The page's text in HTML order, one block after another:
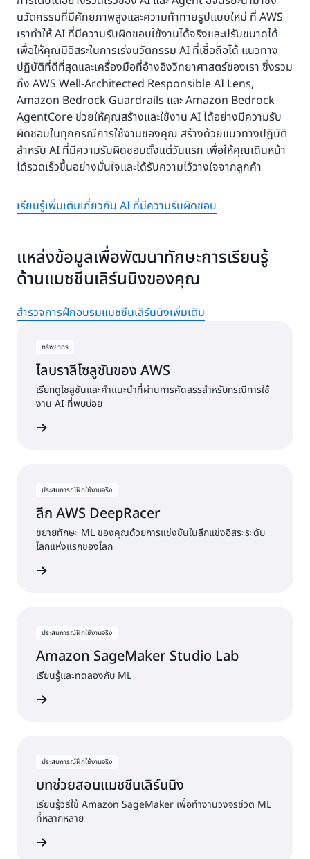
นวัตกรรมที่มีศักยภาพสูงและความท้าทายรูปแบบใหม่ ที่ AWS
เราทำให้ AI ที่มีความรับผิดชอบใช้งานได้จริงและปรับขนาดได้
เพื่อให้คุณมีอิสระในการเร่งนวัตกรรม AI ที่เชื่อถือได้ แนวทาง
ปฏิบัติที่ดีที่สุดและเครื่องมือที่อ้างอิงวิทยาศาสตร์ของเรา ซึ่งรวม
ถึง AWS Well-Architected Responsible AI Lens,
Amazon Bedrock Guardrails และ Amazon Bedrock
AgentCore ช่วยให้คุณสร้างและใช้งาน AI ได้อย่างมีความรับ
ผิดชอบในทุกกรณีการใช้งานของคุณ สร้างด้วยแนวทางปฏิบัติ
สำหรับ AI ที่มีความรับผิดชอบตั้งแต่วันแรก เพื่อให้คุณเดินหน้า
ได้รวดเร็วขึ้นอย่างมั่นใจและได้รับความไว้วางใจจากลูกค้า
เรียนรู้เพิ่มเติมเกี่ยวกับ AI ที่มีความรับผิดชอบ
แหล่งข้อมูลเพื่อพัฒนาทักษะการเรียนรู้
ด้านแมชชีนเลิร์นนิงของคุณ
สำรวจการฝึกอบรมแมชชีนเลิร์นนิงเพิ่มเติม
ทรัพยากร
ไลบราลีโซลูชันของ AWS
เรียกดูโซลูชันและคำแนะนำที่ผ่านการคัดสรรสำหรับกรณีการใช้
งาน AI ที่พบบ่อย
ประสบการณ์ฝึกใช้งานจริง
ลีก AWS DeepRacer
ขยายทักษะ ML ของคุณด้วยการแข่งขันในลีกแข่งอิสระระดับ
โลกแห่งแรกของโลก
ประสบการณ์ฝึกใช้งานจริง
Amazon SageMaker Studio Lab
เรียนรู้และทดลองกับ ML
ประสบการณ์ฝึกใช้งานจริง
บทช่วยสอนแมชชีนเลิร์นนิง
เรียนรู้วิธีใช้ Amazon SageMaker เพื่อทำงานวงจรชีวิต ML
ที่หลากหลาย